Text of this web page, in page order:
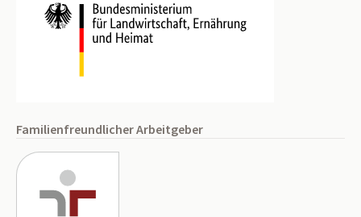
Familienfreundlicher Arbeitgeber